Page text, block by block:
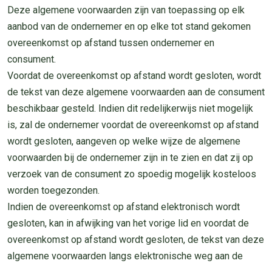
Deze algemene voorwaarden zijn van toepassing op elk
aanbod van de ondernemer en op elke tot stand gekomen
overeenkomst op afstand tussen ondernemer en
consument.
Voordat de overeenkomst op afstand wordt gesloten, wordt
de tekst van deze algemene voorwaarden aan de consument
beschikbaar gesteld. Indien dit redelijkerwijs niet mogelijk
is, zal de ondernemer voordat de overeenkomst op afstand
wordt gesloten, aangeven op welke wijze de algemene
voorwaarden bij de ondernemer zijn in te zien en dat zij op
verzoek van de consument zo spoedig mogelijk kosteloos
worden toegezonden.
Indien de overeenkomst op afstand elektronisch wordt
gesloten, kan in afwijking van het vorige lid en voordat de
overeenkomst op afstand wordt gesloten, de tekst van deze
algemene voorwaarden langs elektronische weg aan de